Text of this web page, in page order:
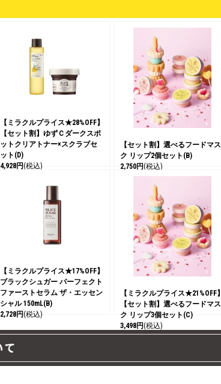
【ミラクルプライス★28%OFF】
【セット割】ゆずＣダークスポ
ットクリアトナー×スクラブセ
ット(D)
4,928円(税込)
【セット割】選べるフードマス
ク リップ2個セット(B)
2,750円(税込)
【ミラクルプライス★17%OFF】
ブラックシュガー パーフェクト
ファーストセラム ザ・エッセン
シャル 150mL(B)
2,728円(税込)
【ミラクルプライス★21%OFF】
【セット割】選べるフードマス
ク リップ3個セット(C)
3,498円(税込)